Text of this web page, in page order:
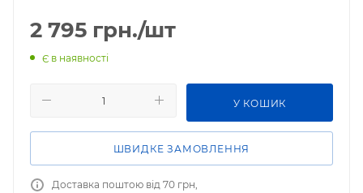
2 795 грн./шт
Є в наявності
У КОШИК
ШВИДКЕ ЗАМОВЛЕННЯ
Доставка поштою від 70 грн,